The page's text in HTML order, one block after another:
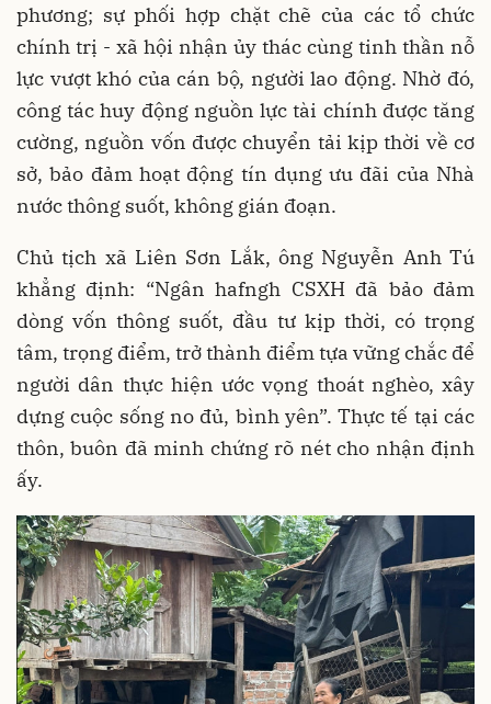
phương; sự phối hợp chặt chẽ của các tổ chức
chính trị - xã hội nhận ủy thác cùng tinh thần nỗ
lực vượt khó của cán bộ, người lao động. Nhờ đó,
công tác huy động nguồn lực tài chính được tăng
cường, nguồn vốn được chuyển tải kịp thời về cơ
sở, bảo đảm hoạt động tín dụng ưu đãi của Nhà
nước thông suốt, không gián đoạn.
Chủ tịch xã Liên Sơn Lắk, ông Nguyễn Anh Tú
khẳng định: “Ngân hafngh CSXH đã bảo đảm
dòng vốn thông suốt, đầu tư kịp thời, có trọng
tâm, trọng điểm, trở thành điểm tựa vững chắc để
người dân thực hiện ước vọng thoát nghèo, xây
dựng cuộc sống no đủ, bình yên”. Thực tế tại các
thôn, buôn đã minh chứng rõ nét cho nhận định
ấy.